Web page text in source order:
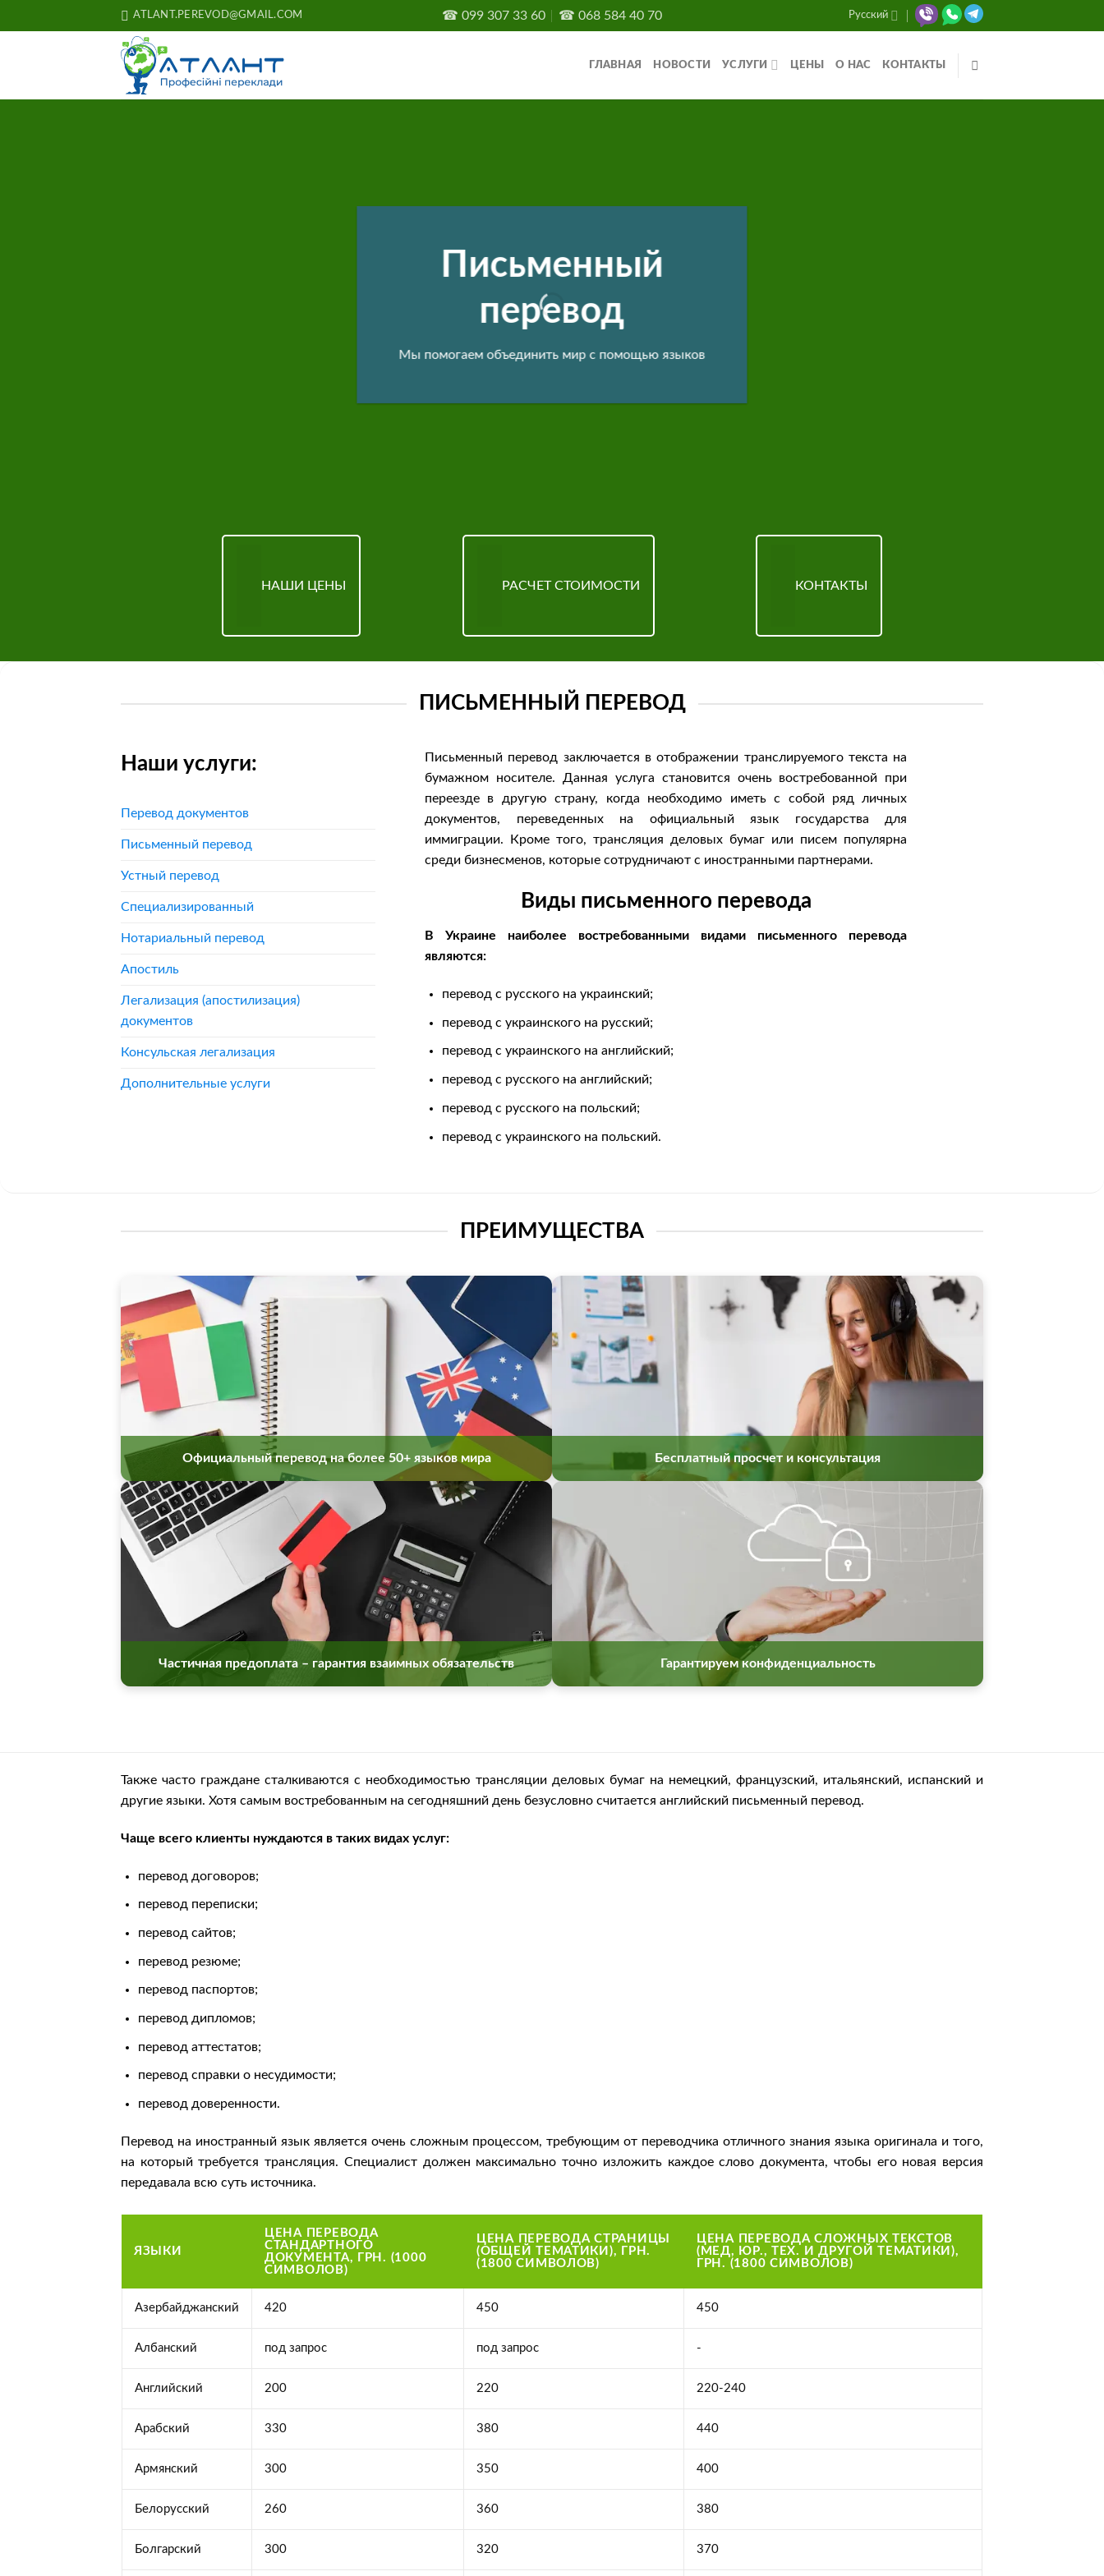
to
ATLANT.PEREVOD@GMAIL.COM ☎ 099 307 33 60 ☎068 584 40 70 Русский
ГЛАВНАЯ НОВОСТИ УСЛУГИ ЦЕНЫ О НАС КОНТАКТЫ
Письменный
перевод
Мы помогаем объединить мир с помощью языков
НАШИ ЦЕНЫ РАСЧЕТ СТОИМОСТИ КОНТАКТЫ
ПИСЬМЕННЫЙ ПЕРЕВОД
Наши услуги:
Перевод документов
Письменный перевод
Устный перевод
Специализированный
Нотариальный перевод
Апостиль
Легализация (апостилизация)
документов
Консульская легализация
Дополнительные услуги
Письменный перевод заключается в отображении транслируемого текста на
бумажном носителе. Данная услуга становится очень востребованной при
переезде в другую страну, когда необходимо иметь с собой ряд личных
документов, переведенных на официальный язык государства для
иммиграции. Кроме того, трансляция деловых бумаг или писем популярна
среди бизнесменов, которые сотрудничают с иностранными партнерами.
Виды письменного перевода
В Украине наиболее востребованными видами письменного перевода
являются:
перевод с русского на украинский;
перевод с украинского на русский;
перевод с украинского на английский;
перевод с русского на английский;
перевод с русского на польский;
перевод с украинского на польский.
ПРЕИМУЩЕСТВА
Официальный перевод на более 50+ языков мира Бесплатный просчет и консультация
Частичная предоплата – гарантия взаимных обязательств Гарантируем конфиденциальность
Также часто граждане сталкиваются с необходимостью трансляции деловых бумаг на немецкий, французский, итальянский, испанский и
другие языки. Хотя самым востребованным на сегодняшний день безусловно считается английский письменный перевод.
Чаще всего клиенты нуждаются в таких видах услуг:
перевод договоров;
перевод переписки;
перевод сайтов;
перевод резюме;
перевод паспортов;
перевод дипломов;
перевод аттестатов;
перевод справки о несудимости;
перевод доверенности.
Перевод на иностранный язык является очень сложным процессом, требующим от переводчика отличного знания языка оригинала и того,
на который требуется трансляция. Специалист должен максимально точно изложить каждое слово документа, чтобы его новая версия
передавала всю суть источника.
ЯЗЫКИ
ЦЕНА ПЕРЕВОДА
СТАНДАРТНОГО
ДОКУМЕНТА, ГРН. (1000
СИМВОЛОВ)
ЦЕНА ПЕРЕВОДА СТРАНИЦЫ
(ОБЩЕЙ ТЕМАТИКИ), ГРН.
(1800 СИМВОЛОВ)
ЦЕНА ПЕРЕВОДА СЛОЖНЫХ ТЕКСТОВ
(МЕД, ЮР., ТЕХ. И ДРУГОЙ ТЕМАТИКИ),
ГРН. (1800 СИМВОЛОВ)
Азербайджанский 420 450 450
Албанский под запрос под запрос -
Английский 200 220 220-240
Арабский 330 380 440
Армянский 300 350 400
Белорусский 260 360 380
Болгарский 300 320 370